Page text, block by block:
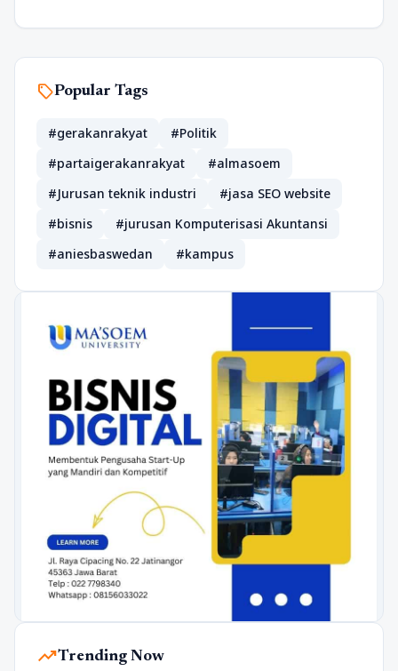
sellPopular Tags
#gerakanrakyat
#Politik
#partaigerakanrakyat
#almasoem
#Jurusan teknik industri
#jasa SEO website
#bisnis
#jurusan Komputerisasi Akuntansi
#aniesbaswedan
#kampus
trending_upTrending Now